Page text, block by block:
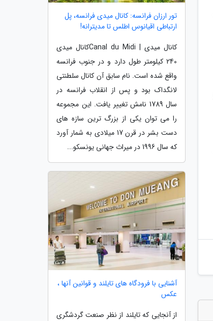
تور ارزان فرانسه: کانال میدی فرانسه، پل
ارتباطی اقیانوس اطلس تا مدیترانه!
کانال میدی | Canal du Midiکانال میدی
240 کیلومتر طول دارد و در جنوب فرانسه
واقع شده است. نام سابق آن کانال سلطنتی
لانگداک بود و پس از انقلاب فرانسه در
سال 1789 نامش تغییر یافت. این مجموعه
را می توان یکی از بزرگ ترین سازه های
دست بشر در قرن 17 میلادی به شمار آورد
که سال 1996 در میراث جهانی یونسکو...
آشنایی با فرودگاه های تایلند و قوانین آنها ،
عکس
از آنجایی که تایلند از نظر صنعت گردشگری